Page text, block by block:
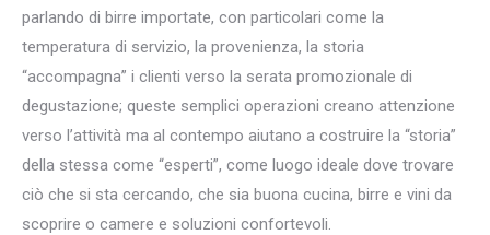
parlando di birre importate, con particolari come la
temperatura di servizio, la provenienza, la storia
“accompagna” i clienti verso la serata promozionale di
degustazione; queste semplici operazioni creano attenzione
verso l’attività ma al contempo aiutano a costruire la “storia”
della stessa come “esperti”, come luogo ideale dove trovare
ciò che si sta cercando, che sia buona cucina, birre e vini da
scoprire o camere e soluzioni confortevoli.